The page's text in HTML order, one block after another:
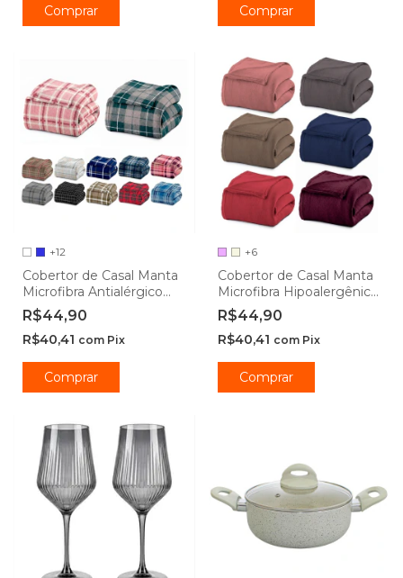
Comprar
+12
Cobertor de Casal Manta
Microfibra Antialérgico
1,8x2m Xadrez - Camesa
R$44,90
R$40,41 com Pix
Comprar
+6
Cobertor de Casal Manta
Microfibra Hipoalergênico
1,8x2m - Camesa
R$44,90
R$40,41 com Pix
Comprar